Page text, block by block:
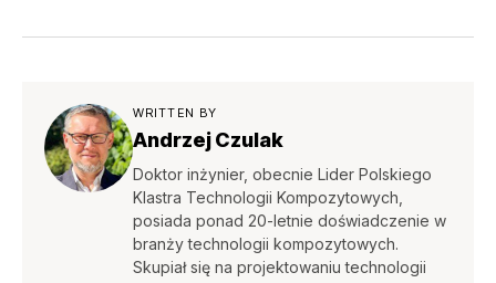
WRITTEN BY
Andrzej Czulak
Doktor inżynier, obecnie Lider Polskiego
Klastra Technologii Kompozytowych,
posiada ponad 20-letnie doświadczenie w
branży technologii kompozytowych.
Skupiał się na projektowaniu technologii